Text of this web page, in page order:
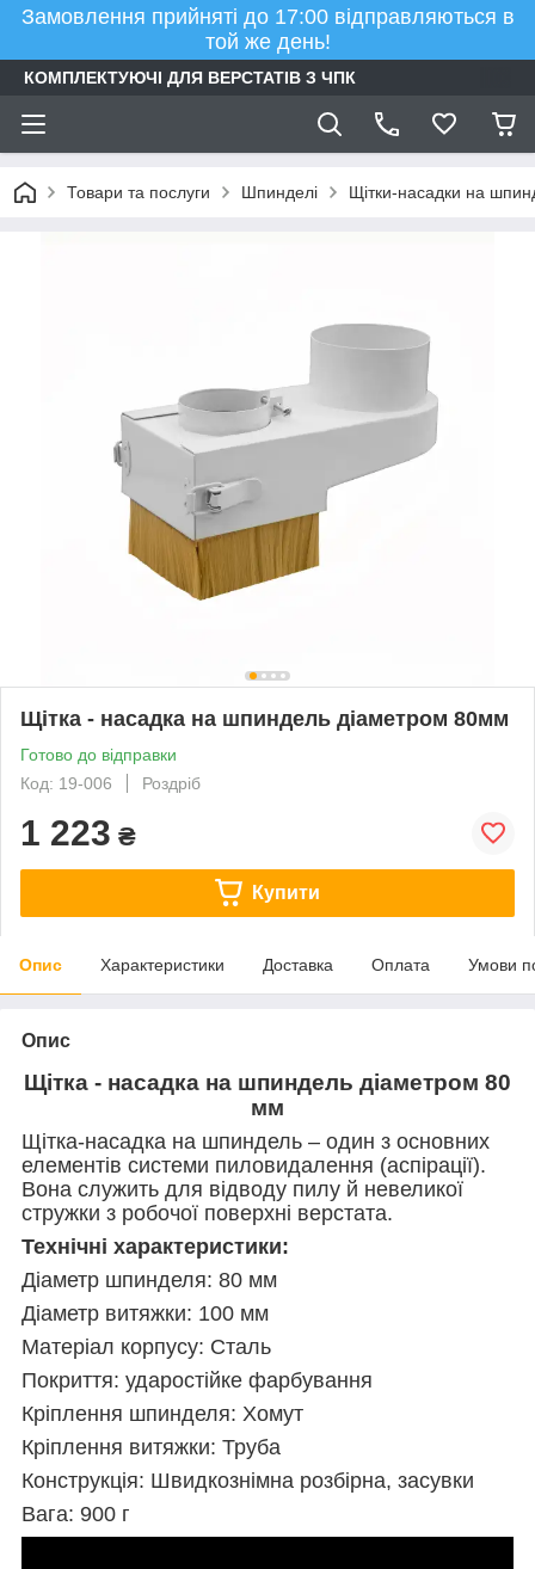
Замовлення прийняті до 17:00 відправляються в
той же день!
КОМПЛЕКТУЮЧІ ДЛЯ ВЕРСТАТІВ З ЧПК
Товари та послуги Шпинделі Щітки-насадки на
Щітка - насадка на шпиндель діаметром 80мм
Готово до відправки
Код: 19-006
Роздріб
1 223 ₴
Купити
Опис Характеристики Доставка Оплата Умови
Опис
Щітка - насадка на шпиндель діаметром 80
мм
Щітка-насадка на шпиндель – один з основних
елементів системи пиловидалення (аспірації).
Вона служить для відводу пилу й невеликої
стружки з робочої поверхні верстата.
Технічні характеристики:
Діаметр шпинделя: 80 мм
Діаметр витяжки: 100 мм
Матеріал корпусу: Сталь
Покриття: ударостійке фарбування
Кріплення шпинделя: Хомут
Кріплення витяжки: Труба
Конструкція: Швидкознімна розбірна, засувки
Вага: 900 г